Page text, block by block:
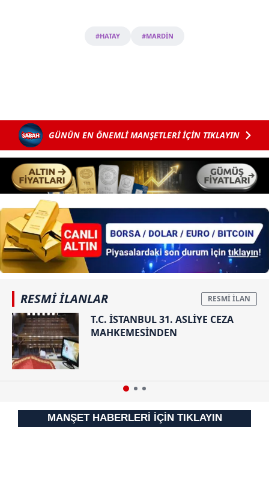
#HATAY #MARDİN
GÜNÜN EN ÖNEMLİ MANŞETLERİ İÇİN TIKLAYIN
RESMİ İLANLAR
T.C. İSTANBUL 31. ASLİYE CEZA
MAHKEMESİNDEN
MANŞET HABERLERİ İÇİN TIKLAYIN